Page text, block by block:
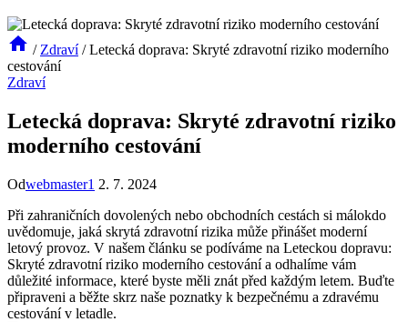
/ Zdraví / Letecká doprava: Skryté zdravotní riziko moderního
cestování
Zdraví
Letecká doprava: Skryté zdravotní riziko
moderního cestování
Odwebmaster1 2. 7. 2024
Při zahraničních dovolených nebo obchodních cestách si málokdo
uvědomuje, jaká skrytá zdravotní rizika může přinášet moderní
letový provoz. V našem článku se podíváme na Leteckou dopravu:
Skryté zdravotní riziko moderního cestování a odhalíme vám
důležité informace, které byste měli znát před každým letem. Buďte
připraveni a běžte skrz naše poznatky k bezpečnému a zdravému
cestování v letadle.